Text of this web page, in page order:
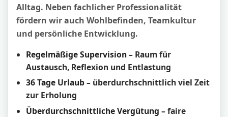
Alltag. Neben fachlicher Professionalität
fördern wir auch Wohlbefinden, Teamkultur
und persönliche Entwicklung.
Regelmäßige Supervision– Raum für
Austausch, Reflexion und Entlastung
36 Tage Urlaub– überdurchschnittlich viel Zeit
zur Erholung
Überdurchschnittliche Vergütung – faire